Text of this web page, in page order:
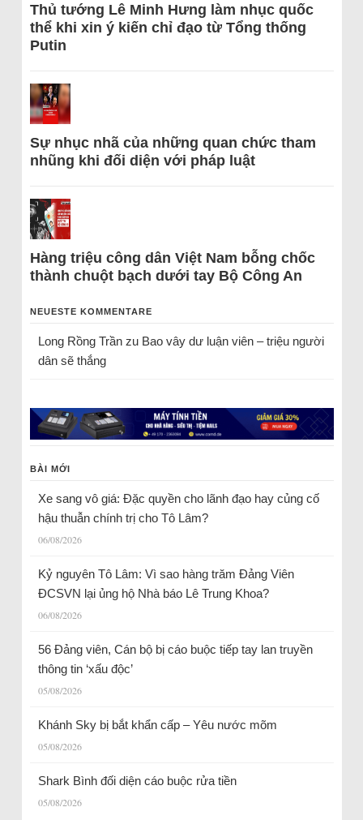
Thủ tướng Lê Minh Hưng làm nhục quốc
thể khi xin ý kiến chỉ đạo từ Tổng thống
Putin
Sự nhục nhã của những quan chức tham
nhũng khi đối diện với pháp luật
Hàng triệu công dân Việt Nam bỗng chốc
thành chuột bạch dưới tay Bộ Công An
NEUESTE KOMMENTARE
Long Rồng Trầnzu Bao vây dư luận viên – triệu người
dân sẽ thắng
BÀI MỚI
Xe sang vô giá: Đặc quyền cho lãnh đạo hay củng cố
hậu thuẫn chính trị cho Tô Lâm?
06/08/2026
Kỷ nguyên Tô Lâm: Vì sao hàng trăm Đảng Viên
ĐCSVN lại ủng hộ Nhà báo Lê Trung Khoa?
06/08/2026
56 Đảng viên, Cán bộ bị cáo buộc tiếp tay lan truyền
thông tin ‘xấu độc’
05/08/2026
Khánh Sky bị bắt khẩn cấp – Yêu nước mõm
05/08/2026
Shark Bình đối diện cáo buộc rửa tiền
05/08/2026